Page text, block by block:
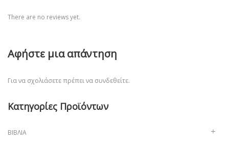
There are no reviews yet.
Αφήστε μια απάντηση
Για να σχολιάσετε πρέπει να συνδεθείτε.
Κατηγορίες Προϊόντων
ΒΙΒΛΊΑ